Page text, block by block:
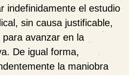
indefinidamente el estudio
sin causa justificable,
para avanzar en la
De igual forma,
la maniobra